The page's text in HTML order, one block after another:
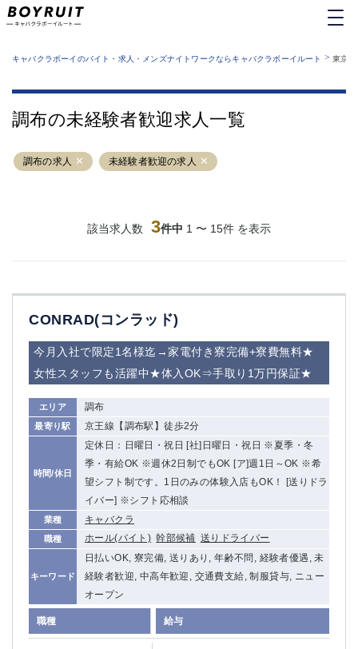
業種から探す
運営者情報
サイトマップ
キャバクラボーイのバイト・求人・メンズナイトワークならキャバクラボーイルート > 東京
調布の未経験者歓迎求人一覧
調布の求人 未経験者歓迎の求人
該当求人数 3件中 1 〜 15件 を表示
CONRAD(コンラッド)
今月入社で限定1名様迄→家電付き寮完備+寮費無料★
女性スタッフも活躍中★体入OK⇒手取り1万円保証★
エリア 調布
最寄り駅 京王線【調布駅】徒歩2分
時間/休日
定休日：日曜日・祝日 [社]日曜日・祝日 ※夏季・冬
季・有給OK ※週休2日制でもOK [ア]週1日～OK ※希
望シフト制です。1日のみの体験入店もOK！ [送りドラ
イバー] ※シフト応相談
業種 キャバクラ
職種 ホール(バイト) 幹部候補 送りドライバー
キーワード
日払いOK, 寮完備, 送りあり, 年齢不問, 経験者優遇, 未
経験者歓迎, 中高年歓迎, 交通費支給, 制服貸与, ニュー
オープン
職種 給与
六本木
池袋
吉祥寺
練馬
恵比寿
蒲田
北千住
①六本木 ②西麻布
大山
赤羽
品川
蒲田東口
立川（南口）
新宿
西葛西
葛西
中目黒
ひばりヶ丘（北口）
学芸大学
吉祥寺（南口／公園口）
自由が丘
吉祥寺（北口／東口）
錦糸町南口
下北沢・経堂
金町（北口）
成増駅徒歩3分の好立地！
三軒茶屋（南口）
①歌舞伎町 ②新宿 ③新宿三丁目 ④西
①歌舞伎町 ②新宿 ③西部新宿 ③東新宿
①歌舞伎町 ②新宿